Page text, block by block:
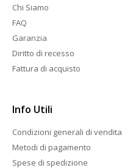
Chi Siamo
FAQ
Garanzia
Diritto di recesso
Fattura di acquisto
Info Utili
Condizioni generali di vendita
Metodi di pagamento
Spese di spedizione